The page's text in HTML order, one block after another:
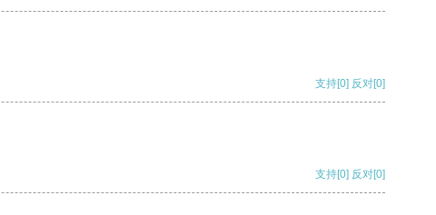
支持[0] 反对[0]
支持[0] 反对[0]